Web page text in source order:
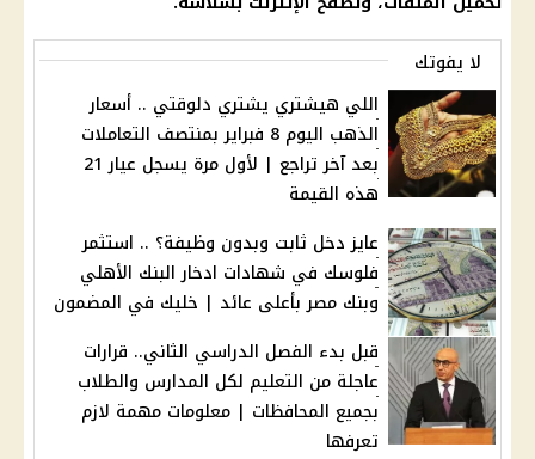
لا يفوتك
اللي هيشتري يشتري دلوقتي .. أسعار
الذهب اليوم 8 فبراير بمنتصف التعاملات
بعد آخر تراجع | لأول مرة يسجل عيار 21
هذه القيمة
عايز دخل ثابت وبدون وظيفة؟ .. استثمر
فلوسك في شهادات ادخار البنك الأهلي
وبنك مصر بأعلى عائد | خليك في المضمون
قبل بدء الفصل الدراسي الثاني.. قرارات
عاجلة من التعليم لكل المدارس والطلاب
بجميع المحافظات | معلومات مهمة لازم
تعرفها